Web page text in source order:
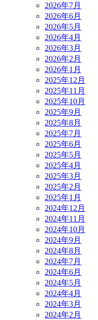
2026年7月
2026年6月
2026年5月
2026年4月
2026年3月
2026年2月
2026年1月
2025年12月
2025年11月
2025年10月
2025年9月
2025年8月
2025年7月
2025年6月
2025年5月
2025年4月
2025年3月
2025年2月
2025年1月
2024年12月
2024年11月
2024年10月
2024年9月
2024年8月
2024年7月
2024年6月
2024年5月
2024年4月
2024年3月
2024年2月